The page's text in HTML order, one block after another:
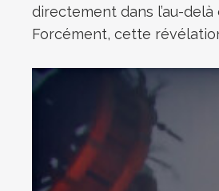
directement dans l’au-delà
Forcément, cette